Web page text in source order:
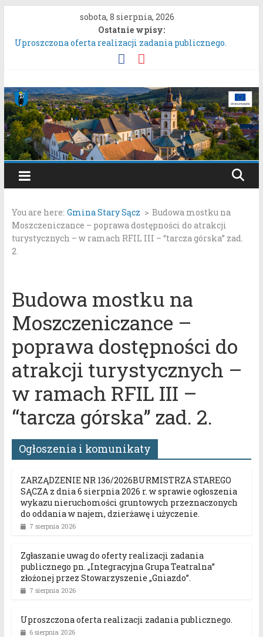
treści
sobota, 8 sierpnia, 2026
Ostatnie wpisy:
Uproszczona oferta realizacji zadania publicznego.
ZARZĄDZENIE NR 136/2026BURMISTRZA STAREGO
oddania w najem, dzierżawę i użyczenie.
Konkurs Wieńców Dożynkowych Województwa
Małopolskiego.
Zgłaszanie uwag do oferty realizacji zadania publicznego
pn. „Integracyjna Grupa Teatralna” złożonej przez
Stowarzyszenie „Gniazdo”.
Konsultacje społeczne dotyczące zmiany „Miejscowego
Gmina
Stary
Sącz
Portal
Gminy
Stary
Sącz
You are here: Gmina Stary Sącz > Budowa mostku na
Moszczeniczance – poprawa dostępności do atrakcji
turystycznych – w ramach RFIL III – “tarcza górska” zad.
2.
Budowa mostku na
Moszczeniczance –
poprawa dostępności do
atrakcji turystycznych –
w ramach RFIL III –
“tarcza górska” zad. 2.
Ogłoszenia i komunikaty
ZARZĄDZENIE NR 136/2026BURMISTRZA STAREGO
SĄCZA z dnia 6 sierpnia 2026 r. w sprawie ogłoszenia
wykazu nieruchomości gruntowych przeznaczonych
do oddania w najem, dzierżawę i użyczenie.
7 sierpnia 2026
Zgłaszanie uwag do oferty realizacji zadania
publicznego pn. „Integracyjna Grupa Teatralna”
złożonej przez Stowarzyszenie „Gniazdo”.
7 sierpnia 2026
Uproszczona oferta realizacji zadania publicznego.
6 sierpnia 2026